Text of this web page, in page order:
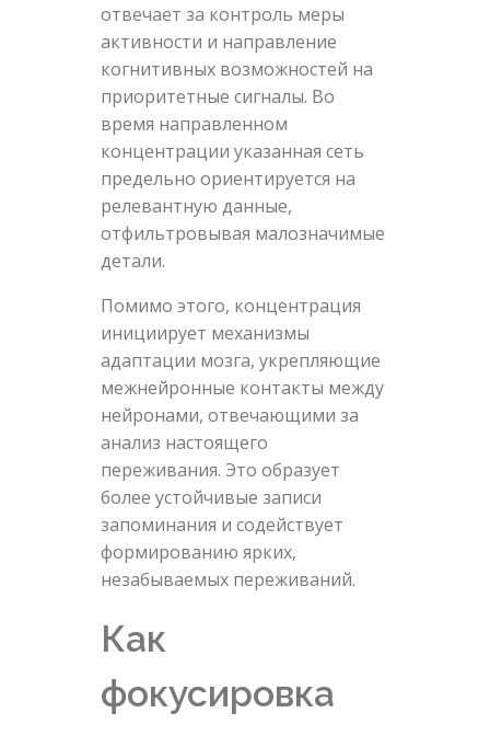
отвечает за контроль меры
активности и направление
когнитивных возможностей на
приоритетные сигналы. Во
время направленном
концентрации указанная сеть
предельно ориентируется на
релевантную данные,
отфильтровывая малозначимые
детали.
Помимо этого, концентрация
инициирует механизмы
адаптации мозга, укрепляющие
межнейронные контакты между
нейронами, отвечающими за
анализ настоящего
переживания. Это образует
более устойчивые записи
запоминания и содействует
формированию ярких,
незабываемых переживаний.
Как
фокусировка